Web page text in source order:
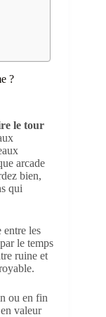
?
le tour
arcade
bien,
qui
entre les
le temps
ruine et
ou en fin
valeur